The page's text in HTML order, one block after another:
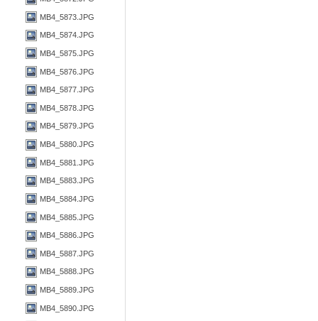
MB4_5873.JPG
MB4_5874.JPG
MB4_5875.JPG
MB4_5876.JPG
MB4_5877.JPG
MB4_5878.JPG
MB4_5879.JPG
MB4_5880.JPG
MB4_5881.JPG
MB4_5883.JPG
MB4_5884.JPG
MB4_5885.JPG
MB4_5886.JPG
MB4_5887.JPG
MB4_5888.JPG
MB4_5889.JPG
MB4_5890.JPG